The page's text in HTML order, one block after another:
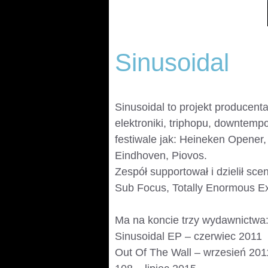
Sinusoidal
Sinusoidal to projekt
elektroniki, triphopu,
festiwale jak: Heineken
Eindhoven, Piovos.
Zespół supportował i dzielił
Sub Focus, Totally Enormous
Ma na koncie trzy wydawnictwa:
Sinusoidal EP – czerwiec 2011
Out Of The Wall – wrzesień